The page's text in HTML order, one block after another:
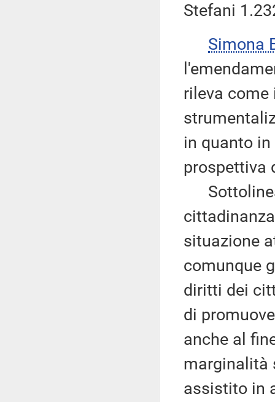
Stefani
Simona
rileva come
in quanto
prospettiva
situazione
comunque
diritti dei
di
anche al
marginalità
assistito in